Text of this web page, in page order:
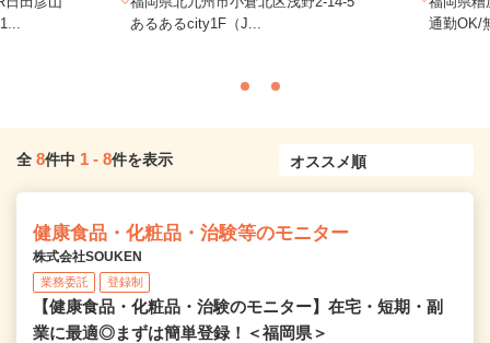
あるあるcity1F（J...
通勤OK/
全 8件中 1 - 8件を表示
健康食品・化粧品・治験等のモニター
株式会社SOUKEN
業務委託 登録制
【健康食品・化粧品・治験のモニター】在宅・短期・副
業に最適◎まずは簡単登録！＜福岡県＞